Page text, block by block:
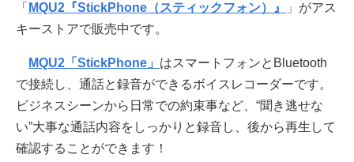
「 MQU2『StickPhone（スティックフォン）』
」がアス
キーストアで販売中です。
MQU2「StickPhone」 はスマートフォンとBluetooth
で接続し、通話と録音ができるボイスレコーダーです。
ビジネスシーンから日常での約束事など、“聞き逃せな
い”大事な通話内容をしっかりと録音し、後から再生して
確認することができます！